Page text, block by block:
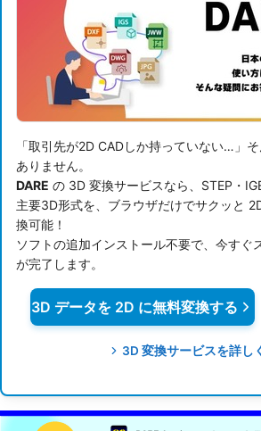
「取引先が2D CADしか持っていない…」
ありません。
DARE の 3D 変換サービスなら、STEP・
主要3D形式を、ブラウザだけでサクッと
換可能！
ソフトの追加インストール不要で、今すぐ
が完了します。
3D データを 2D に無料変換する
3D 変換サービスを詳し